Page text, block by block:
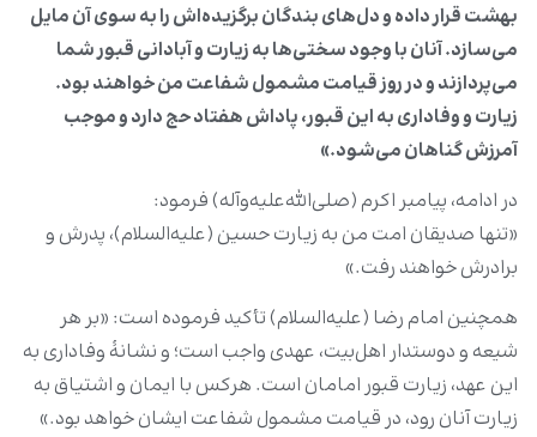
بهشت قرار داده و دل‌های بندگان برگزیده‌اش را به سوی آن مایل
می‌سازد. آنان با وجود سختی‌ها به زیارت و آبادانی قبور شما
می‌پردازند و در روز قیامت مشمول شفاعت من خواهند بود.
زیارت و وفاداری به این قبور، پاداش هفتاد حج دارد و موجب
آمرزش گناهان می‌شود.
»
در ادامه، پیامبر اکرم (صلی‌الله‌علیه‌وآله) فرمود:
«تنها صدیقان امت من به زیارت حسین (علیه‌السلام)، پدرش و
برادرش خواهند رفت.»
همچنین امام رضا (علیه‌السلام) تأکید فرموده است: «بر هر
شیعه و دوستدار اهل‌بیت، عهدی واجب است؛ و نشانۀ وفاداری به
این عهد، زیارت قبور امامان است. هرکس با ایمان و اشتیاق به
زیارت آنان رود، در قیامت مشمول شفاعت ایشان خواهد بود.»